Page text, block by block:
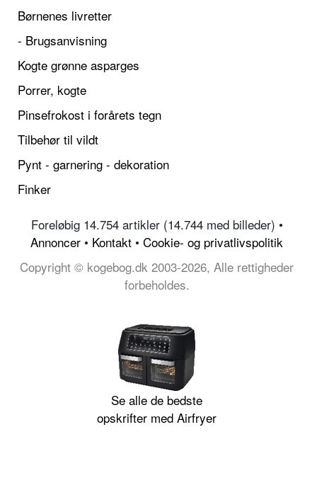
Børnenes livretter
- Brugsanvisning
Kogte grønne asparges
Porrer, kogte
Pinsefrokost i forårets tegn
Tilbehør til vildt
Pynt - garnering - dekoration
Finker
Foreløbig 14.754 artikler (14.744 med billeder) •
Annoncer • Kontakt • Cookie- og privatlivspolitik
Copyright © kogebog.dk 2003-2026, Alle rettigheder
forbeholdes.
Se alle de bedste
opskrifter med Airfryer